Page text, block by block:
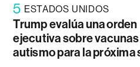
5 ESTADOS UNIDOS
Trump evalúa una orden
ejecutiva sobre vacunas
autismo para la próxima